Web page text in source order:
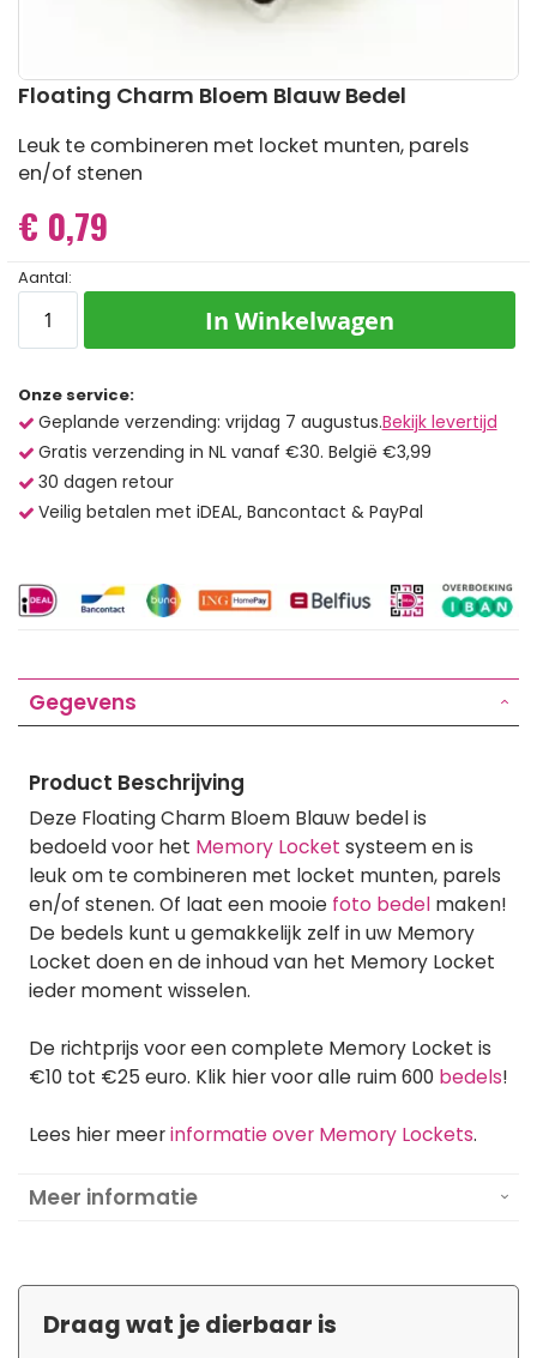
Ga
het
begin
van
afbeeldingen-
gallerij
Floating Charm Bloem Blauw Bedel
Leuk te combineren met locket munten, parels
en/of stenen
€ 0,79
Aantal:
In Winkelwagen
Onze service:
Geplande verzending: vrijdag 7 augustus.Bekijk levertijd
Gratis verzending in NL vanaf €30. België €3,99
30 dagen retour
Veilig betalen met iDEAL, Bancontact & PayPal
Gegevens
Product Beschrijving
Deze Floating Charm Bloem Blauw bedel is
bedoeld voor het Memory Locket systeem en is
leuk om te combineren met locket munten, parels
en/of stenen. Of laat een mooie foto bedel maken!
De bedels kunt u gemakkelijk zelf in uw Memory
Locket doen en de inhoud van het Memory Locket
ieder moment wisselen.
De richtprijs voor een complete Memory Locket is
€10 tot €25 euro. Klik hier voor alle ruim 600 bedels!
Lees hier meerinformatie over Memory Lockets.
Meer informatie
Draag wat je dierbaar is